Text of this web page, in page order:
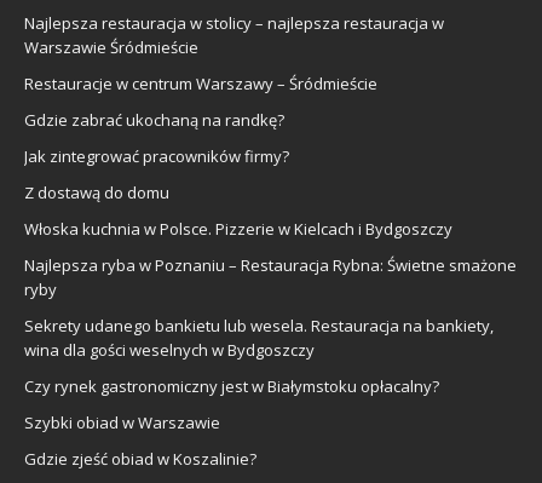
Najlepsza restauracja w stolicy – najlepsza restauracja w
Warszawie Śródmieście
Restauracje w centrum Warszawy – Śródmieście
Gdzie zabrać ukochaną na randkę?
Jak zintegrować pracowników firmy?
Z dostawą do domu
Włoska kuchnia w Polsce. Pizzerie w Kielcach i Bydgoszczy
Najlepsza ryba w Poznaniu – Restauracja Rybna: Świetne smażone
ryby
Sekrety udanego bankietu lub wesela. Restauracja na bankiety,
wina dla gości weselnych w Bydgoszczy
Czy rynek gastronomiczny jest w Białymstoku opłacalny?
Szybki obiad w Warszawie
Gdzie zjeść obiad w Koszalinie?